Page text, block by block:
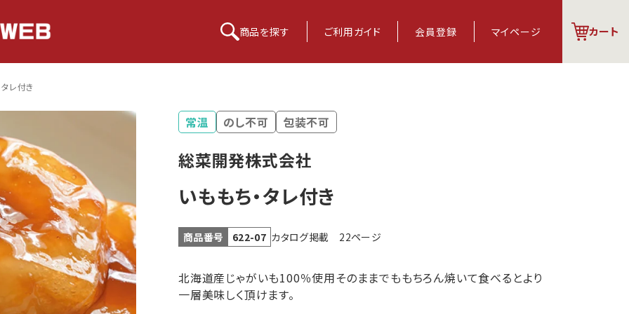
商品を探す ご利用ガイド 会員登録 マイページ カート
レ付き
常温 のし不可 包装不可
総菜開発株式会社
いももち・タレ付き
商品番号 622-07 カタログ掲載 22ページ
北海道産じゃがいも100％使用そのままでももちろん焼いて食べるとより
一層美味しく頂けます。